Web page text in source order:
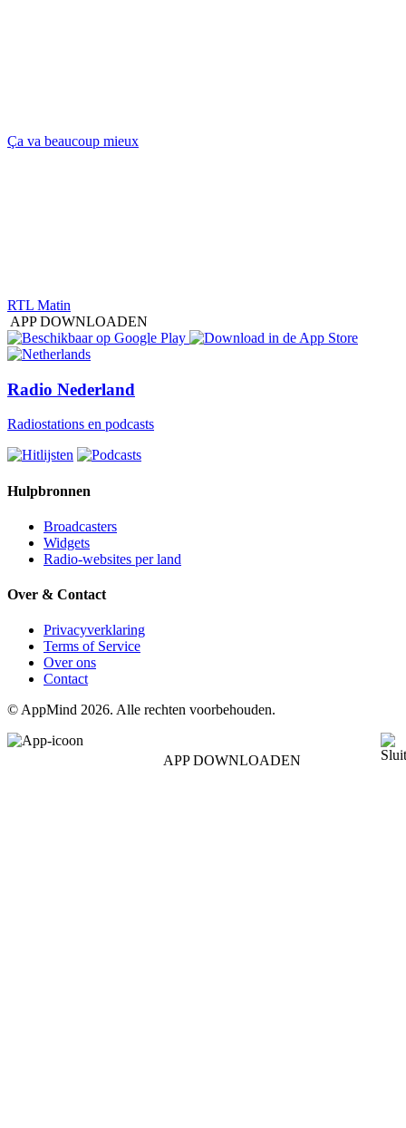
Ça va beaucoup mieux
RTL Matin
APP DOWNLOADEN
Radio Nederland
Radiostations en podcasts
Hulpbronnen
Broadcasters
Widgets
Radio-websites per land
Over & Contact
Privacyverklaring
Terms of Service
Over ons
Contact
© AppMind 2026. Alle rechten voorbehouden.
APP DOWNLOADEN